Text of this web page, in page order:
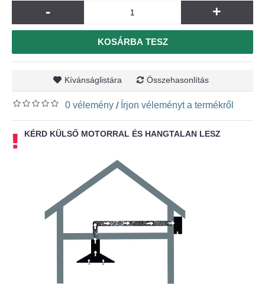
- +
KOSÁRBA TESZ
Kívánságlistára Összehasonlítás
0 vélemény / Írjon véleményt a termékről
KÉRD KÜLSŐ MOTORRAL ÉS HANGTALAN LESZ